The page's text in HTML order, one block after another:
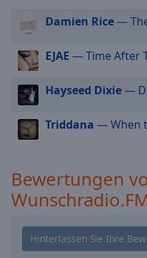
window.
Text
Color
Color
Damien Rice—
EJAE — Time After
Hayseed Dixie—
Triddana — When
Bewertungen